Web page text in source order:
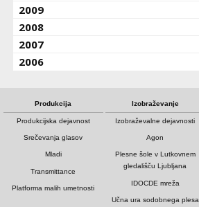
2009
2008
2007
2006
Produkcija
Produkcijska dejavnost
Srečevanja glasov
Mladi
Transmittance
Platforma malih umetnosti
Izobraževanje
Izobraževalne dejavnosti
Agon
Plesne šole v Lutkovnem
gledališču Ljubljana
IDOCDE mreža
Učna ura sodobnega plesa